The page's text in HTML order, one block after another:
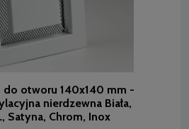
do otworu 140x140 mm -
nierdzewna Biała,
Satyna, Chrom, Inox